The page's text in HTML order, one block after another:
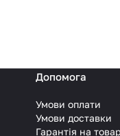
Допомога
Умови оплати
Умови доставки
Гарантія на товар